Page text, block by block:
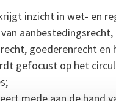
inzicht in wet- en
aanbestedingsrecht,
goederenrecht en
gefocust op het
mede aan de hand